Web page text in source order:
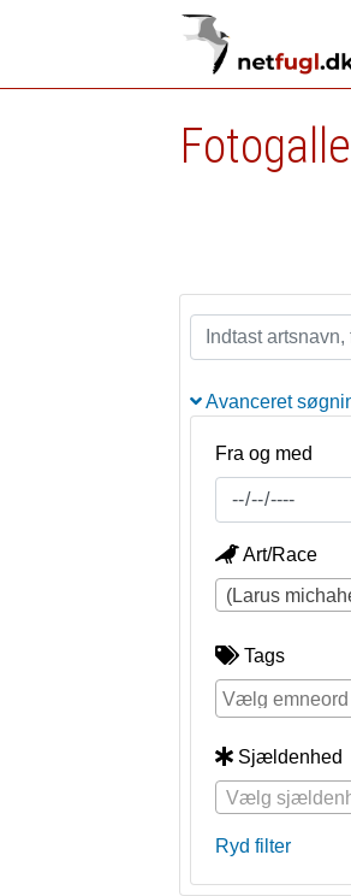
Avanceret
Fra og med
Art/Race
(Larus
Tags
Sjældenhed
Vælg
Ryd filter